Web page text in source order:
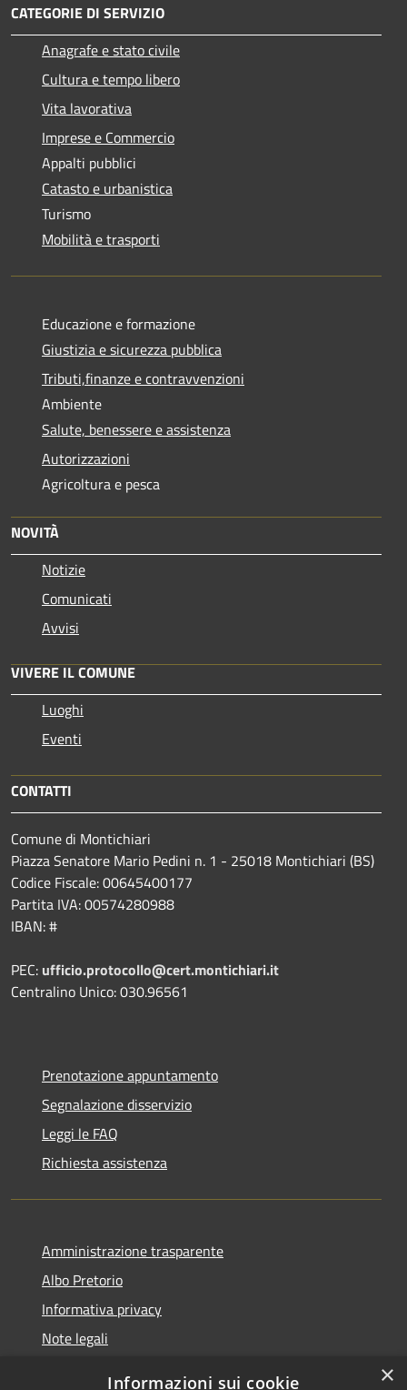
CATEGORIE DI SERVIZIO
Anagrafe e stato civile
Cultura e tempo libero
Vita lavorativa
Imprese e Commercio
Appalti pubblici
Catasto e urbanistica
Turismo
Mobilità e trasporti
Educazione e formazione
Giustizia e sicurezza pubblica
Tributi,finanze e contravvenzioni
Ambiente
Salute, benessere e assistenza
Autorizzazioni
Agricoltura e pesca
NOVITÀ
Notizie
Comunicati
Avvisi
VIVERE IL COMUNE
Luoghi
Eventi
CONTATTI
Comune di Montichiari
Piazza Senatore Mario Pedini n. 1 - 25018 Montichiari (BS)
Codice Fiscale: 00645400177
Partita IVA: 00574280988
IBAN: #
PEC: ufficio.protocollo@cert.montichiari.it
Centralino Unico: 030.96561
Prenotazione appuntamento
Segnalazione disservizio
Leggi le FAQ
Richiesta assistenza
Amministrazione trasparente
Albo Pretorio
Informativa privacy
Note legali
×
Informazioni sui cookie